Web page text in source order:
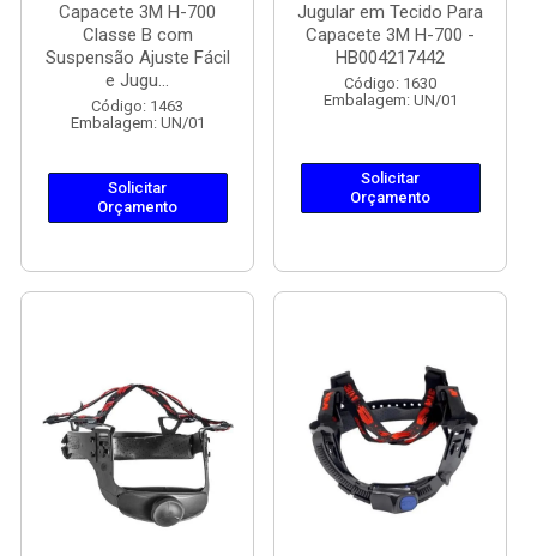
Capacete 3M H-700
Classe B com
Suspensão Ajuste Fácil
e Jugu...
Código: 1463
Embalagem: UN/01
Solicitar
Orçamento
Jugular em Tecido Para
Capacete 3M H-700 -
HB004217442
Código: 1630
Embalagem: UN/01
Solicitar
Orçamento